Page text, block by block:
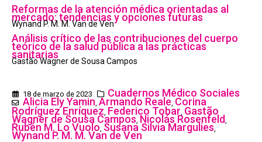
Reformas de la atención médica orientadas al
mercado: tendencias y opciones futuras
Wynand P. M. M. Van de Ven
Análisis crítico de las contribuciones del cuerpo
teórico de la salud pública a las prácticas
sanitarias
Gastão Wagner de Sousa Campos
18 de marzo de 2023 Cuadernos Médico Sociales
Alicia Ely Yamin, Armando Reale, Corina
Rodríguez Enríquez Federico Tobar Gastão
Wagner de Sousa Campos Nicolás Rosenfeld
Rubén M. Lo Vuolo Susana Silvia Margulies
Wynand P. M. M. Van de Ven